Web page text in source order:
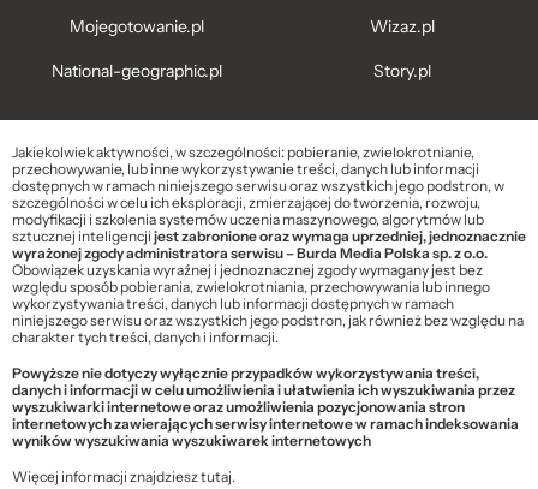
Mojegotowanie.pl
National-geographic.pl
Wizaz.pl
Story.pl
Jakiekolwiek aktywności, w szczególności: pobieranie, zwielokrotnianie,
przechowywanie, lub inne wykorzystywanie treści, danych lub informacji
dostępnych w ramach niniejszego serwisu oraz wszystkich jego podstron, w
szczególności w celu ich eksploracji, zmierzającej do tworzenia, rozwoju,
modyfikacji i szkolenia systemów uczenia maszynowego, algorytmów lub
sztucznej inteligencjijest zabronione oraz wymaga uprzedniej, jednoznacznie
wyrażonej zgody administratora serwisu – Burda Media Polska sp. z o.o.
Obowiązek uzyskania wyraźnej i jednoznacznej zgody wymagany jest bez
względu sposób pobierania, zwielokrotniania, przechowywania lub innego
wykorzystywania treści, danych lub informacji dostępnych w ramach
niniejszego serwisu oraz wszystkich jego podstron, jak również bez względu na
charakter tych treści, danych i informacji.
Powyższe nie dotyczy wyłącznie przypadków wykorzystywania treści,
danych i informacji w celu umożliwienia i ułatwienia ich wyszukiwania przez
wyszukiwarki internetowe oraz umożliwienia pozycjonowania stron
internetowych zawierających serwisy internetowe w ramach indeksowania
wyników wyszukiwania wyszukiwarek internetowych
Więcej informacji znajdziesztutaj.